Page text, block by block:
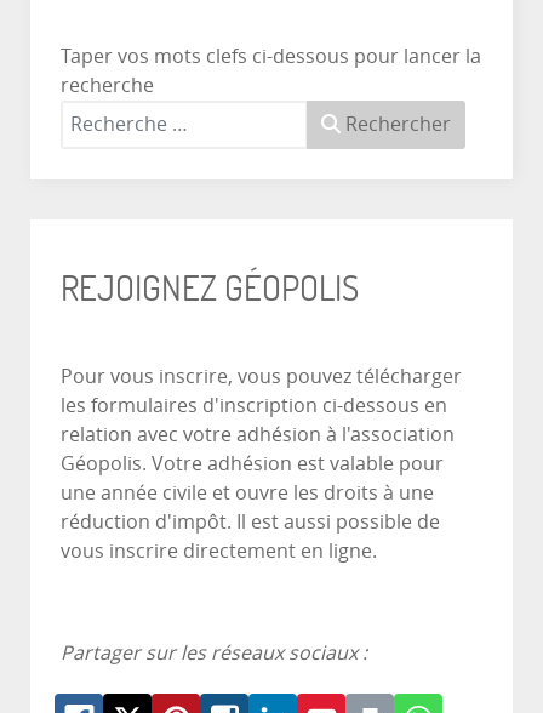
Taper vos mots clefs ci-dessous pour lancer la
recherche
Rechercher
REJOIGNEZ GÉOPOLIS
Pour vous inscrire, vous pouvez télécharger
les formulaires d'inscription ci-dessous en
relation avec votre adhésion à l'association
Géopolis. Votre adhésion est valable pour
une année civile et ouvre les droits à une
réduction d'impôt. Il est aussi possible de
vous inscrire directement en ligne.
Partager sur les réseaux sociaux :